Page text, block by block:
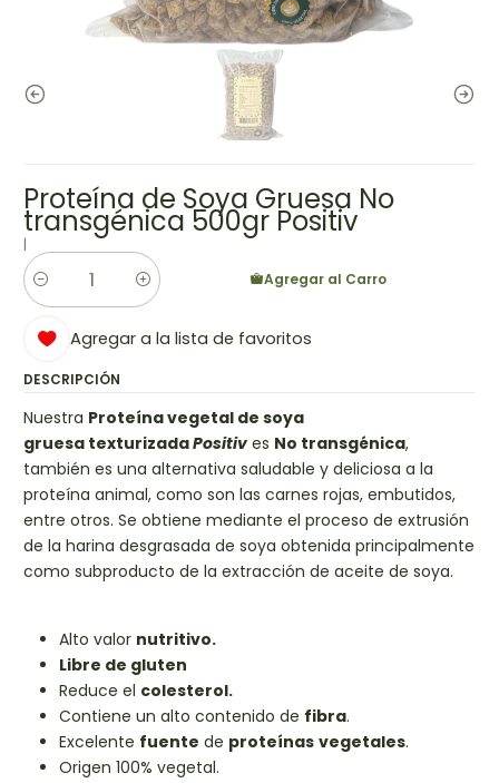
Proteína de Soya Gruesa No
transgénica 500gr Positiv
|
Cantidad
Agregar al Carro
Agregar a la lista de favoritos
DESCRIPCIÓN
Nuestra Proteína vegetal de soya
gruesa texturizadaPositiv es No transgénica,
también es una alternativa saludable y deliciosa a la
proteína animal, como son las carnes rojas, embutidos,
entre otros. Se obtiene mediante el proceso de extrusión
de la harina desgrasada de soya obtenida principalmente
como subproducto de la extracción de aceite de soya.
Alto valor nutritivo.
Libre de gluten
Reduce el colesterol.
Contiene un alto contenido de fibra.
Excelente fuente de proteínas vegetales.
Origen 100% vegetal.